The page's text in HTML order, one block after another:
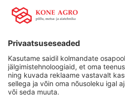
Kiirlingid:
Traktorid
Kasutatud tehnika